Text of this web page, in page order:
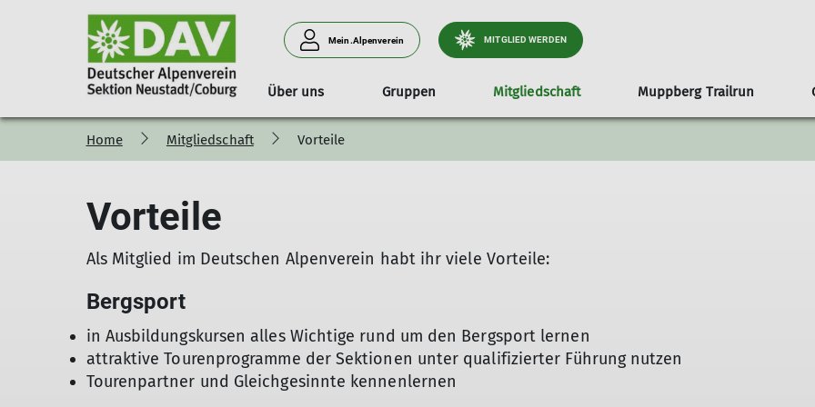
Mein.Alpenverein MITGLIED WERDEN
Über uns
Unsere Sektion Geschichte Vorstand Satzung Ehrenamt
Gruppen
Wandern Seniorenwanderungen MTB MTB Junioren
Mitgliedschaft
Vorteile Versicherung Mitglied werden
Muppberg Trailrun
Strecken Fotos
Feier Jubiläum 75 Jahre 2023
Home Mitgliedschaft Vorteile
Vorteile
Als Mitglied im Deutschen Alpenverein habt ihr viele Vorteile:
Bergsport
in Ausbildungskursen alles Wichtige rund um den Bergsport lernen
attraktive Tourenprogramme der Sektionen unter qualifizierter Führung nutzen
Tourenpartner und Gleichgesinnte kennenlernen